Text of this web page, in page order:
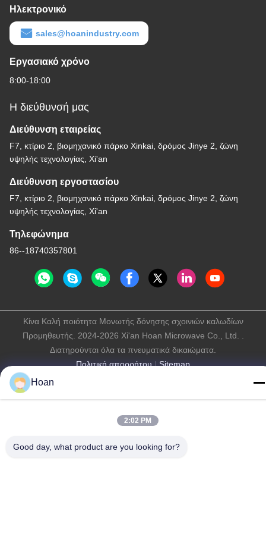
Ηλεκτρονικό
sales@hoanindustry.com
Εργασιακό χρόνο
8:00-18:00
Η διεύθυνσή μας
Διεύθυνση εταιρείας
F7, κτίριο 2, βιομηχανικό πάρκο Xinkai, δρόμος Jinye 2, ζώνη
υψηλής τεχνολογίας, Xi'an
Διεύθυνση εργοστασίου
F7, κτίριο 2, βιομηχανικό πάρκο Xinkai, δρόμος Jinye 2, ζώνη
υψηλής τεχνολογίας, Xi'an
Τηλεφώνημα
86--18740357801
Πολιτική απορρήτου|Sitemap
Κίνα Καλή ποιότητα Μονωτής δόνησης σχοινιών καλωδίων
Προμηθευτής. 2024-2026 Xi'an Hoan Microwave Co., Ltd. .
Διατηρούνται όλα τα πνευματικά δικαιώματα.
Hoan
2:02 PM
Good day, what product are you looking for?